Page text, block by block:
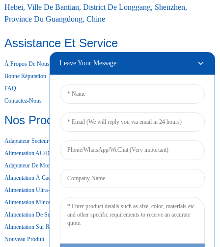
Hebei, Ville De Bantian, District De Longgang, Shenzhen,
Province Du Guangdong, Chine
Assistance Et Service
À Propos De Nous
Bonne Réputation
FAQ
Contactez-Nous
Nos Produits
Adaptateur Secteur De Bureau
Alimentation AC/DC
Adaptateur De Montage Mural
Alimentation À Cadre Ouvert
Alimentation Ultra-Mince
Alimentation Mince
Alimentation De Secours Par Batterie
Alimentation Sur Rail DIN
Nouveau Produit
Leave Your Message